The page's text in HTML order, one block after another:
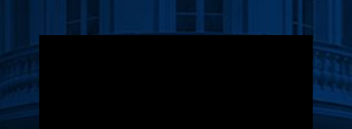
Video